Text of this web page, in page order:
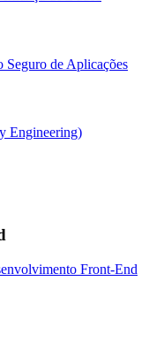
Seguro de Aplicações
Engineering)
Front-End